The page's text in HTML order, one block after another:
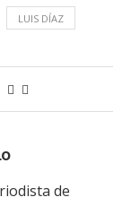
LUIS DÍAZ
de